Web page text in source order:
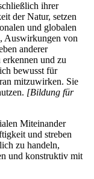
ihrer
der Natur, setzen
und globalen
Auswirkungen von
anderer
und zu
bewusst für
mitzuwirken. Sie
[Bildung für
Miteinander
und streben
zu handeln,
und konstruktiv mit